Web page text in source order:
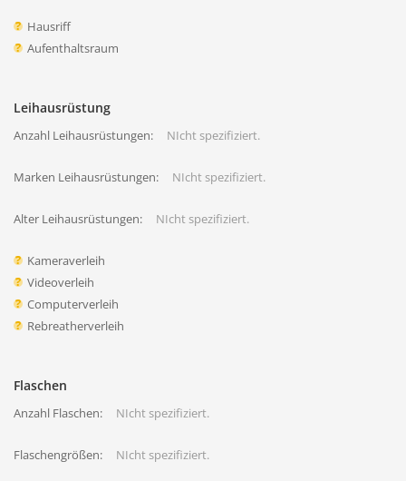
Hausriff
Aufenthaltsraum
Leihausrüstung
Anzahl Leihausrüstungen: NIcht spezifiziert.
Marken Leihausrüstungen: NIcht spezifiziert.
Alter Leihausrüstungen: NIcht spezifiziert.
Kameraverleih
Videoverleih
Computerverleih
Rebreatherverleih
Flaschen
Anzahl Flaschen: NIcht spezifiziert.
Flaschengrößen: NIcht spezifiziert.